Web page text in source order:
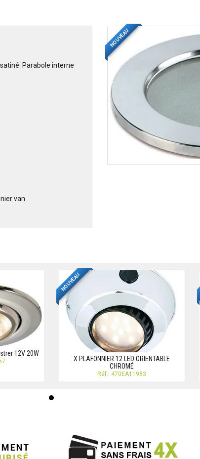
Parabole interne
van
NOUVEAU
12V 20W
NOUVEAU
X PLAFONNIER 12 LED ORIENTABLE
CHROMÉ
Réf.: 470EA11983